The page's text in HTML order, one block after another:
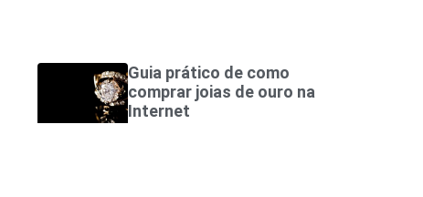
Guia prático de como
comprar joias de ouro na
Internet